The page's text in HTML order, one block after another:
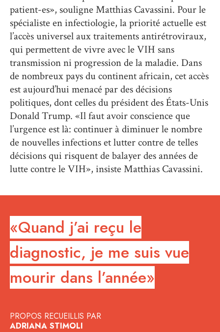
patient-es», souligne Matthias Cavassini. Pour le
spécialiste en infectiologie, la priorité actuelle est
l’accès universel aux traitements antirétroviraux,
qui permettent de vivre avec le VIH sans
transmission ni progression de la maladie. Dans
de nombreux pays du continent africain, cet accès
est aujourd’hui menacé par des décisions
politiques, dont celles du président des États-Unis
Donald Trump. «Il faut avoir conscience que
l’urgence est là: continuer à diminuer le nombre
de nouvelles infections et lutter contre de telles
décisions qui risquent de balayer des années de
lutte contre le VIH», insiste Matthias Cavassini.
«Quand j’ai reçu le
diagnostic, je me suis vue
mourir dans l’année»
PROPOS RECUEILLIS PAR
ADRIANA STIMOLI